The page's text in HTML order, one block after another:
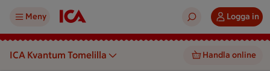
Meny Logga in
ICA Kvantum Tomelilla Handla online